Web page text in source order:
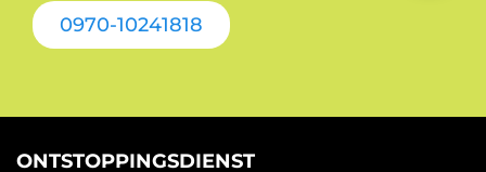
0970-10241818
ONTSTOPPINGSDIENST